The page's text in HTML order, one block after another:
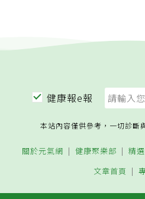
健康報e報
本站內容僅供參考，一切診斷
關於元氣網 健康聚樂部 精
文章首頁